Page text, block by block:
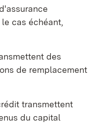
cas échéant,
des
de remplacement
transmettent
du capital